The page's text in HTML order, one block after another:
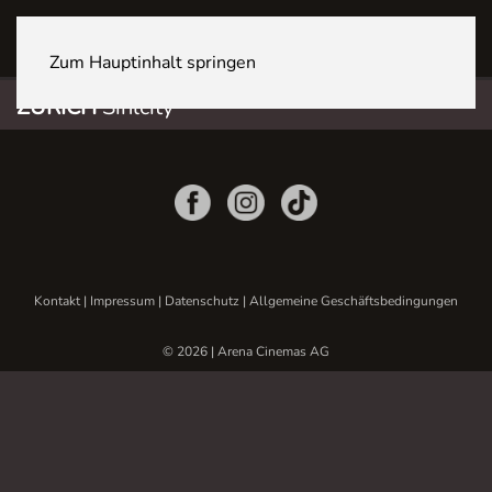
Zum Hauptinhalt springen
ZÜRICHSihlcity
Kontakt| Impressum | Datenschutz | Allgemeine Geschäftsbedingungen
© 2026 | Arena Cinemas AG